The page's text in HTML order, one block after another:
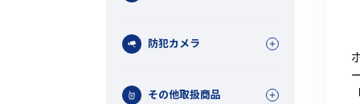
防犯カメラ
その他取扱商品